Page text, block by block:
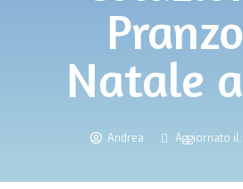
Natale
Andrea Aggiornato